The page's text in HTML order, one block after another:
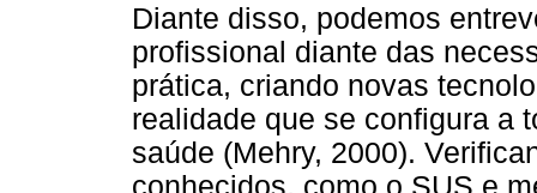
Diante disso, podemos
profissional diante das
prática, criando novas
realidade que se configura a
saúde (Mehry, 2000).
conhecidos, como o SUS e